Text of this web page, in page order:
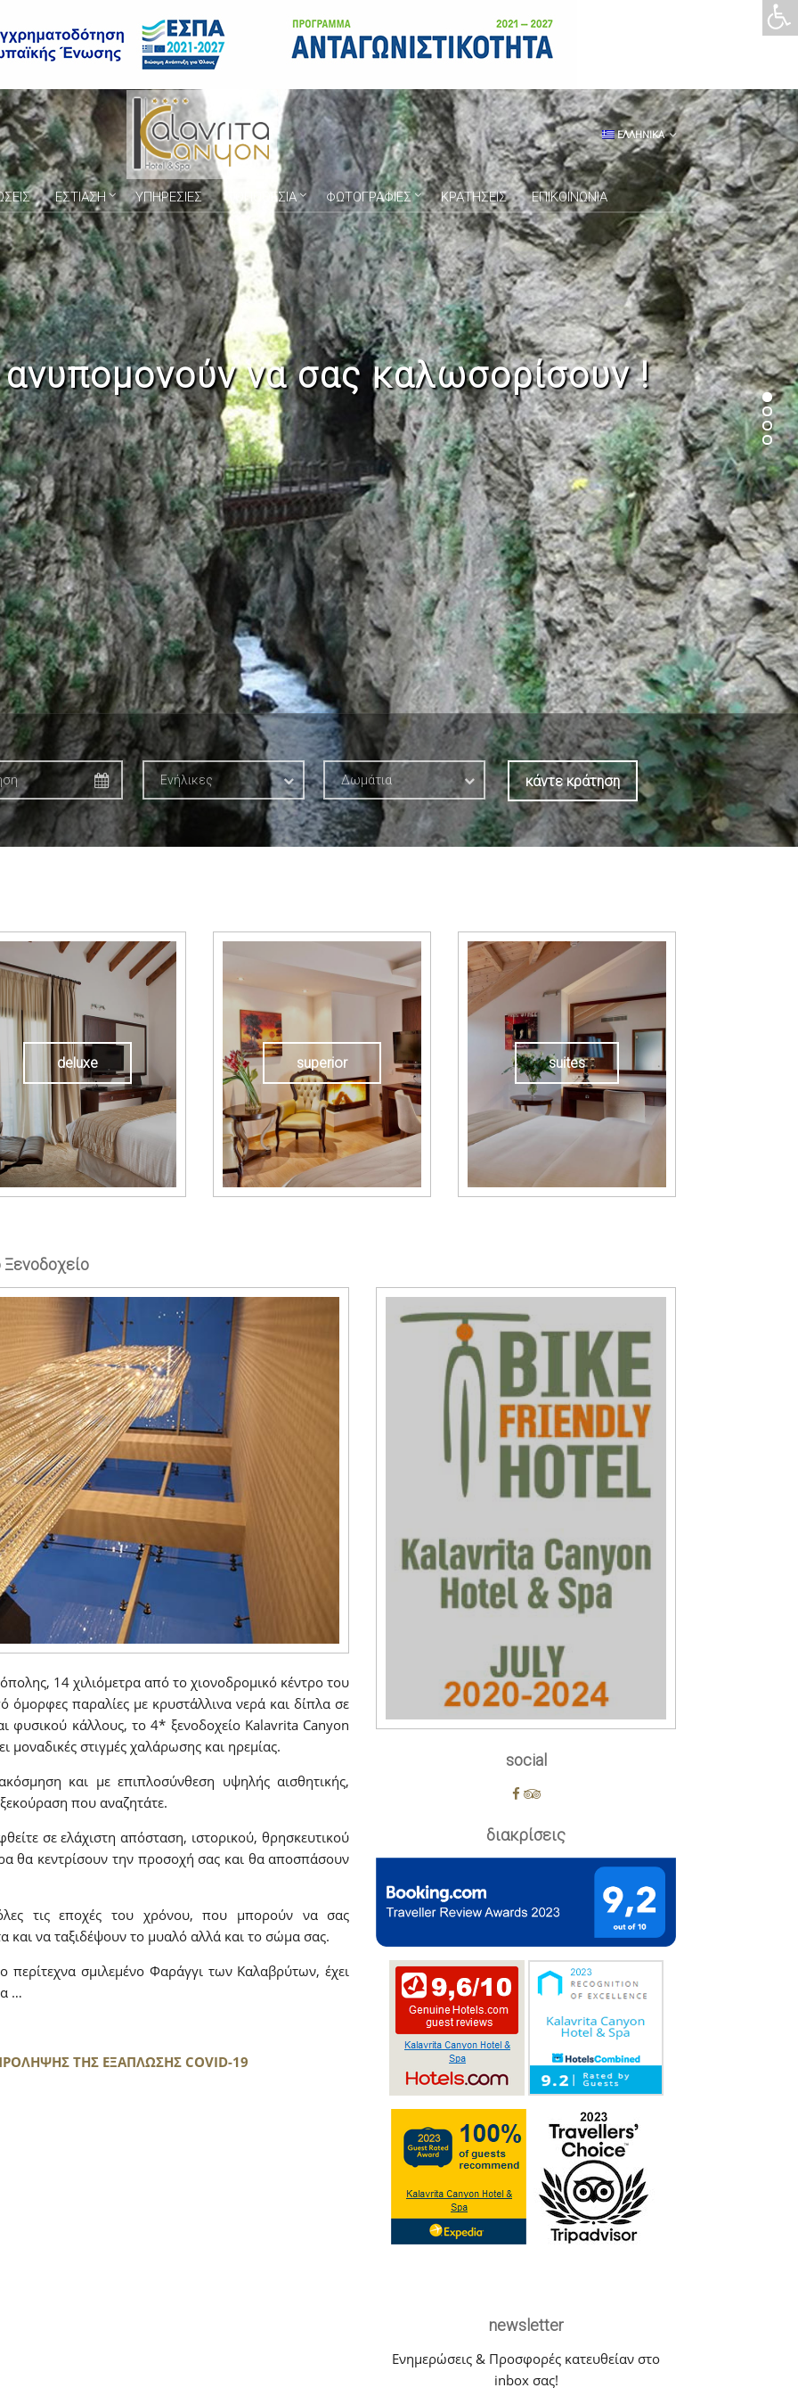
ΕΛΛΗΝΙΚΑ
ΕΣΤΙΑΣΗ ΥΠΗΡΕΣΙΕΣ ΤΟΠΟΘΕΣΙΑ ΦΩΤΟΓΡΑΦΙΕΣ ΚΡΑΤΗΣΕΙΣ ΕΠΙΚΟΙΝΩΝΙΑ
να σας καλωσορίσουν !
Ενήλικες Δωμάτια κάντε κράτηση
deluxe superior suites
Ξενοδοχείο
14 χιλιόμετρα από το χιονοδρομικό κέντρο του
παραλίες με κρυστάλλινα νερά και δίπλα σε
φυσικού κάλλους, το 4* ξενοδοχείο Kalavrita Canyon
στιγμές χαλάρωσης και ηρεμίας.
και με επιπλοσύνθεση υψηλής αισθητικής,
που αναζητάτε.
σε ελάχιστη απόσταση, ιστορικού, θρησκευτικού
θα κεντρίσουν την προσοχή σας και θα αποσπάσουν
τις εποχές του χρόνου, που μπορούν να σας
και να ταξιδέψουν το μυαλό αλλά και το σώμα σας.
περίτεχνα σμιλεμένο Φαράγγι των Καλαβρύτων, έχει
…
ΤΗΣ ΕΞΑΠΛΩΣΗΣ COVID-19
social
διακρίσεις
newsletter
Ενημερώσεις & Προσφορές κατευθείαν στο
inbox σας!